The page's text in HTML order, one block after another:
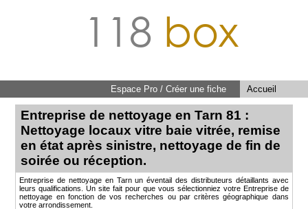
118 box
Accueil
Espace Pro / Créer une fiche
Entreprise de nettoyage en Tarn 81 :
Nettoyage locaux vitre baie vitrée, remise
en état après sinistre, nettoyage de fin de
soirée ou réception.
Entreprise de nettoyage en Tarn un éventail des distributeurs détaillants avec
leurs qualifications. Un site fait pour que vous sélectionniez votre Entreprise de
nettoyage en fonction de vos recherches ou par critères géographique dans
votre arrondissement.